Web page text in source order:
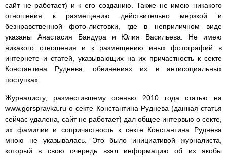
сайт не работает) и к его созданию. Также не имею никакого
отношения к размещению действительно мерзкой и
безнравственной фото-листовки, где в неприличном виде
указаны Анастасия Бандура и Юлия Васильева. Не имею
никакого отношения и к размещению иных фотографий в
интернете и статей, указывающих на их причастность к секте
Константина Руднева, обвинениях их в антисоциальных
поступках.
Журналисту, разместившему осенью 2010 года статью на
www.gorspravka.ru о секте Константина Руднева (данная статья
сейчас удалена, сайт не работает) дал общее интервью о секте,
их фамилии и сопричастность к секте Константина Руднева
мною не указывалась. Это было инициативой журналиста,
который в свою очередь взял информацию об их якобы